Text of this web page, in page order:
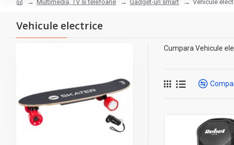
Multimedia, TV si telefoane Gadget-uri smart Vehicule
Vehicule electrice
Cumpara Vehicule